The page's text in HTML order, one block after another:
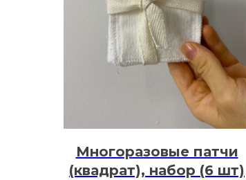
Многоразовые патчи
(квадрат), набор (6 шт)